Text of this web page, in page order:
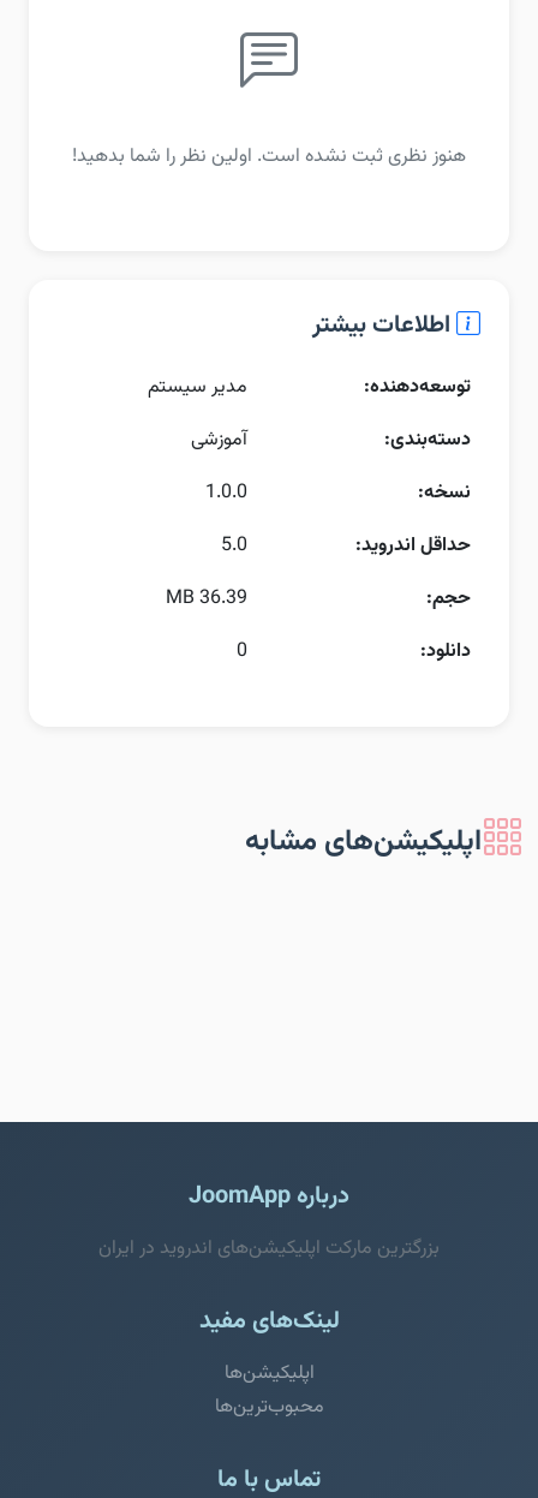
هنوز نظری ثبت نشده است. اولین نظر را شما بدهید!
اطلاعات بیشتر
توسعه‌دهنده:
مدیر سیستم
دسته‌بندی:
آموزشی
نسخه:
1.0.0
حداقل اندروید:
5.0
حجم:
36.39 MB
دانلود:
0
اپلیکیشن‌های مشابه
درباره JoomApp
بزرگترین مارکت اپلیکیشن‌های اندروید در ایران
لینک‌های مفید
اپلیکیشن‌ها
محبوب‌ترین‌ها
تماس با ما